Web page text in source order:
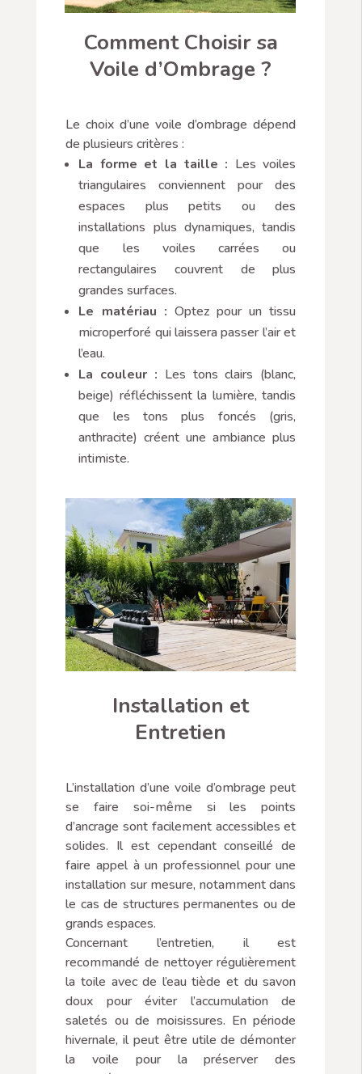
Comment Choisir sa
Voile d’Ombrage ?
Le choix d’une voile d’ombrage dépend
de plusieurs critères :
La forme et la taille : Les voiles
triangulaires conviennent pour des
espaces plus petits ou des
installations plus dynamiques, tandis
que les voiles carrées ou
rectangulaires couvrent de plus
grandes surfaces.
Le matériau : Optez pour un tissu
microperforé qui laissera passer l’air et
l’eau.
La couleur : Les tons clairs (blanc,
beige) réfléchissent la lumière, tandis
que les tons plus foncés (gris,
anthracite) créent une ambiance plus
intimiste.
Installation et
Entretien
L’installation d’une voile d’ombrage peut
se faire soi-même si les points
d’ancrage sont facilement accessibles et
solides. Il est cependant conseillé de
faire appel à un professionnel pour une
installation sur mesure, notamment dans
le cas de structures permanentes ou de
grands espaces.
Concernant l’entretien, il est
recommandé de nettoyer régulièrement
la toile avec de l’eau tiède et du savon
doux pour éviter l’accumulation de
saletés ou de moisissures. En période
hivernale, il peut être utile de démonter
la voile pour la préserver des